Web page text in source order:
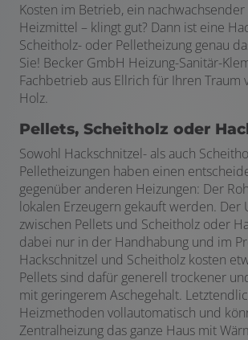
Kosten im Betrieb, ein nachwachsender
Heizmittel – klingt gut? Dann ist eine
Scheitholz- oder Pelletheizung genau
Sie! Becker GmbH Heizung-Sanitär-
Fachbetrieb aus Ellrich für Ihren Traum
Holz.
Pellets, Scheitholz oder
Sowohl Hackschnitzel- als auch
Pelletheizungen haben einen
gegenüber anderen Heizungen: Der
lokalen Erzeugern gekauft werden. Der
zwischen Pellets und Scheitholz oder
dabei nur in der Handhabung und im
Hackschnitzel und Scheitholz kosten
Pellets sind dafür generell trockener
mit geringerem Aschegehalt.
Heizmethoden vollautomatisch und
Zentralheizung das ganze Haus mit